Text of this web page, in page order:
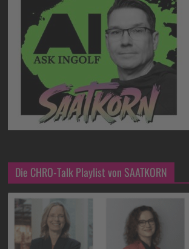
Die CHRO-Talk Playlist von SAATKORN